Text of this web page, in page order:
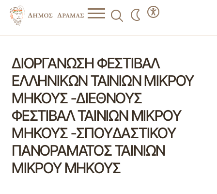
ΔΙΟΡΓΑΝΩΣΗ ΦΕΣΤΙΒΑΛ
ΕΛΛΗΝΙΚΩΝ ΤΑΙΝΙΩΝ ΜΙΚΡΟΥ
ΜΗΚΟΥΣ -ΔΙΕΘΝΟΥΣ
ΦΕΣΤΙΒΑΛ ΤΑΙΝΙΩΝ ΜΙΚΡΟΥ
ΜΗΚΟΥΣ -ΣΠΟΥΔΑΣΤΙΚΟΥ
ΠΑΝΟΡΑΜΑΤΟΣ ΤΑΙΝΙΩΝ
ΜΙΚΡΟΥ ΜΗΚΟΥΣ